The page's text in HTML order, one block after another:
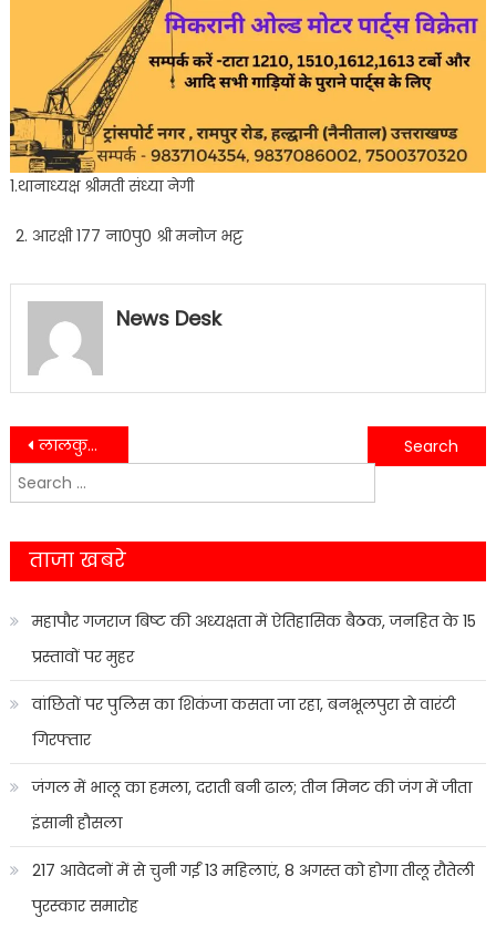
1.थानाध्यक्ष श्रीमती संध्या नेगी
आरक्षी 177 ना0पु0 श्री मनोज भट्ट
News Desk
Post
navigation
लालकुआँ नगर में महर्षि वाल्मीकि की जयंती धूमधाम के साथ मनाई गई
स्वास्थ्य मंत्री डॉ. धन सिंह रावत ने किया विभिन्न विकास कार्यों का शिलान्यास, सुनी स्थानीय लोगों की समस्याएं……
Search
for:
ताजा खबरे
महापौर गजराज बिष्ट की अध्यक्षता में ऐतिहासिक बैठक, जनहित के 15
प्रस्तावों पर मुहर
वांछितों पर पुलिस का शिकंजा कसता जा रहा, बनभूलपुरा से वारंटी
गिरफ्तार
जंगल में भालू का हमला, दराती बनी ढाल; तीन मिनट की जंग में जीता
इंसानी हौसला
217 आवेदनों में से चुनी गईं 13 महिलाएं, 8 अगस्त को होगा तीलू रौतेली
पुरस्कार समारोह